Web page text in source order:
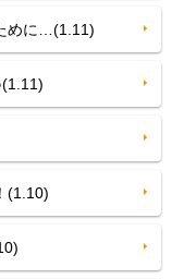
めに…(1.11)
(1.10)